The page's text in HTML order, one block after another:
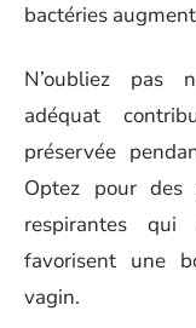
bactéries
N’oubliez pas
adéquat
préservée
Optez pour des
respirantes
favorisent une
vagin.